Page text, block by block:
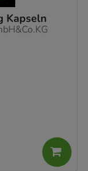
Kapseln